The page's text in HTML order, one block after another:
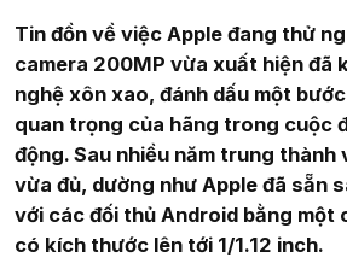
Tin đồn về việc Apple đang thử
camera 200MP vừa xuất hiện đã
nghệ xôn xao, đánh dấu một
quan trọng của hãng trong cuộc
động. Sau nhiều năm trung thành
vừa đủ, dường như Apple đã sẵn
với các đối thủ Android bằng một
có kích thước lên tới 1/1.12 inch.